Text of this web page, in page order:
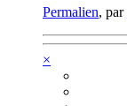
Permalien, par
×